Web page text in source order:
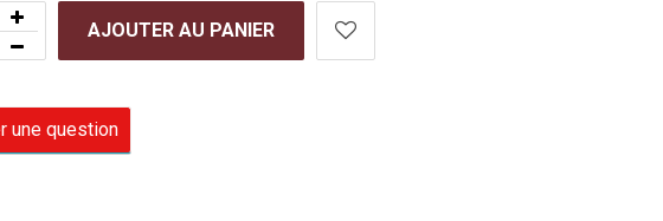
AJOUTER AU PANIER
une question